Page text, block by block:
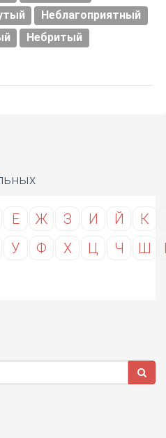
Неблагоприятный
Небритый
Е Ж З И Й К
У Ф Х Ц Ч Ш